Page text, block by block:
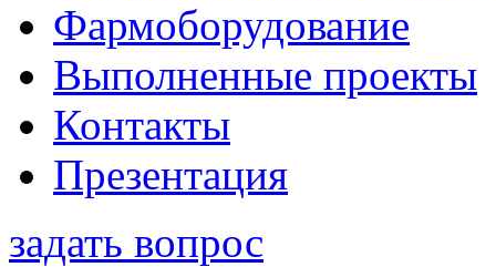
Фармоборудование
Выполненные проекты
Контакты
Презентация
задать вопрос